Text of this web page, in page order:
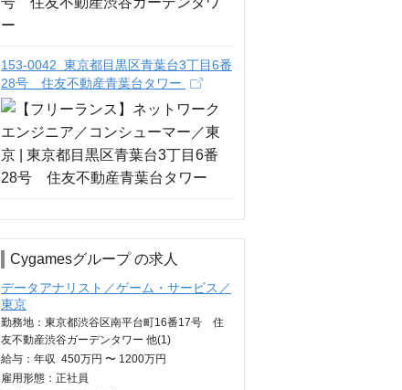
153-0042 東京都目黒区青葉台3丁目6番
28号 住友不動産青葉台タワー
Cygamesグループ の求人
データアナリスト／ゲーム・サービス／
東京
勤務地：東京都渋谷区南平台町16番17号 住
友不動産渋谷ガーデンタワー 他(1)
給与： 年収 450万円 〜 1200万円
雇用形態：正社員